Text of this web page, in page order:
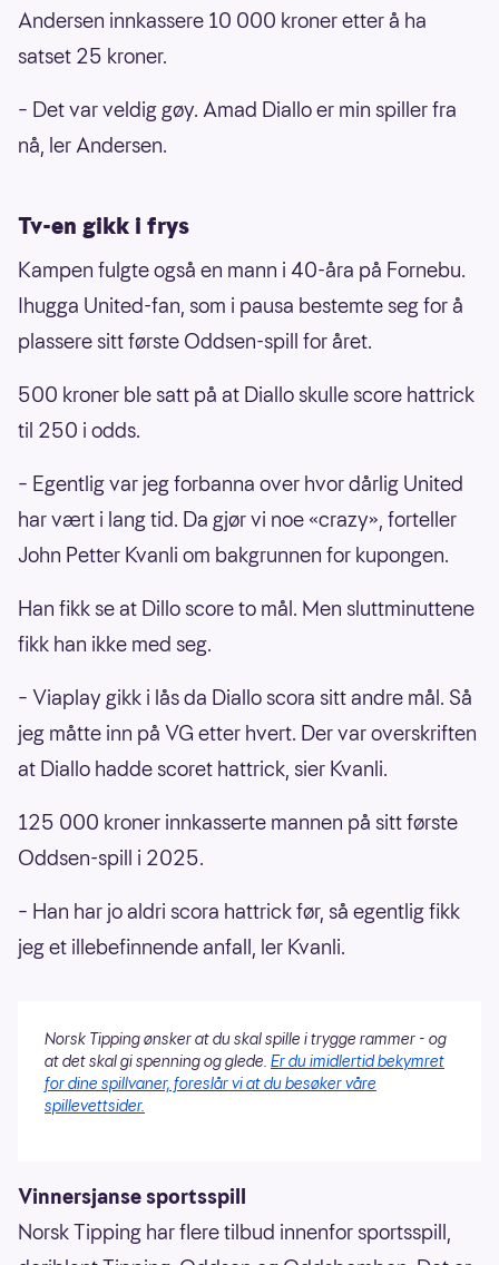
Andersen innkassere 10 000 kroner etter å ha
satset 25 kroner.
– Det var veldig gøy. Amad Diallo er min spiller fra
nå, ler Andersen.
Tv-en gikk i frys
Kampen fulgte også en mann i 40-åra på Fornebu.
Ihugga United-fan, som i pausa bestemte seg for å
plassere sitt første Oddsen-spill for året.
500 kroner ble satt på at Diallo skulle score hattrick
til 250 i odds.
– Egentlig var jeg forbanna over hvor dårlig United
har vært i lang tid. Da gjør vi noe «crazy», forteller
John Petter Kvanli om bakgrunnen for kupongen.
Han fikk se at Dillo score to mål. Men sluttminuttene
fikk han ikke med seg.
– Viaplay gikk i lås da Diallo scora sitt andre mål. Så
jeg måtte inn på VG etter hvert. Der var overskriften
at Diallo hadde scoret hattrick, sier Kvanli.
125 000 kroner innkasserte mannen på sitt første
Oddsen-spill i 2025.
– Han har jo aldri scora hattrick før, så egentlig fikk
jeg et illebefinnende anfall, ler Kvanli.
Norsk Tipping ønsker at du skal spille i trygge rammer - og
at det skal gi spenning og glede. Er du imidlertid bekymret
for dine spillvaner, foreslår vi at du besøker våre
spillevettsider.
Vinnersjanse sportsspill
Norsk Tipping har flere tilbud innenfor sportsspill,